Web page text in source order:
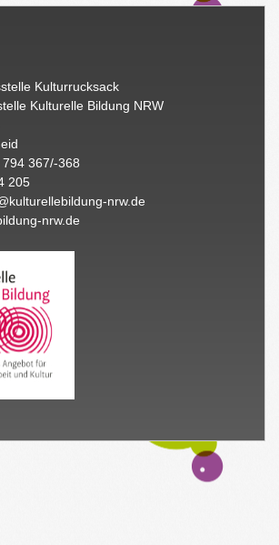
Kulturrucksack
Kulturelle Bildung NRW
367/-368
205
nrw.de
nrw.de